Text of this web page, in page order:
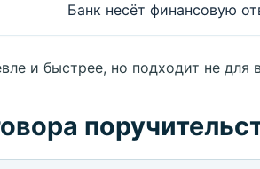
Банк несёт финансовую
и быстрее, но подходит не для